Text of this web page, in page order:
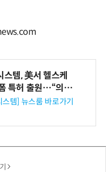
스템, 美서 헬스케
특허 출원…“의료
사 공략”
스템] 뉴스룸 바로가기